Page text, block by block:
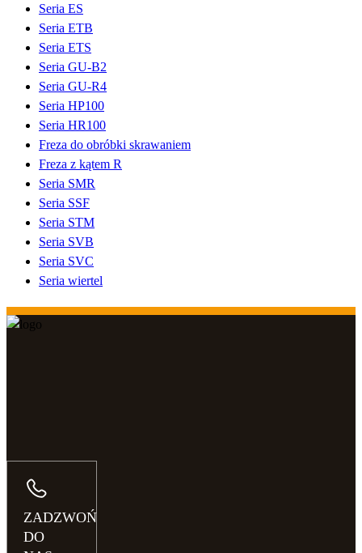
Seria ES
Seria ETB
Seria ETS
Seria GU-B2
Seria GU-R4
Seria HP100
Seria HR100
Freza do obróbki skrawaniem
Freza z kątem R
Seria SMR
Seria SSF
Seria STM
Seria SVB
Seria SVC
Seria wiertel
ZADZWOŃ
DO